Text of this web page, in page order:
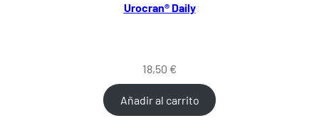
Urocran® Daily
18,50 €
Añadir al carrito